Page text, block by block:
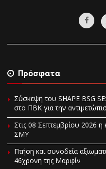
Πρόσφατα
Σύσκεψη του SHAPE BSG
στο ΠΒΚ για την
Στις 08 Σεπτεμβρίου 2026
ΣΜΥ
Πτήση και συνοδεία
46χρονη της Μαρφίν